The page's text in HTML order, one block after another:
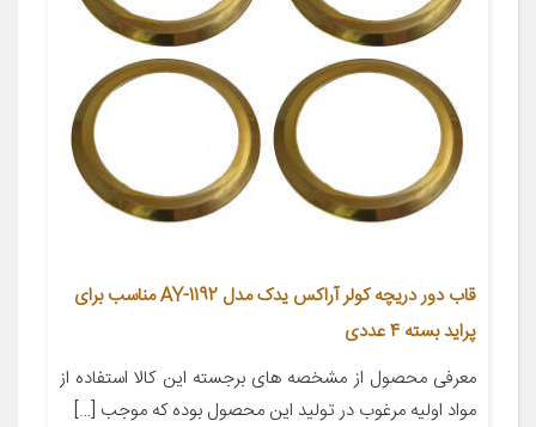
قاب دور دریچه کولر آراکس یدک مدل AY-1192 مناسب برای
پراید بسته 4 عددی
معرفی محصول از مشخصه های برجسته این کالا استفاده از
مواد اولیه مرغوب در تولید این محصول بوده که موجب […]